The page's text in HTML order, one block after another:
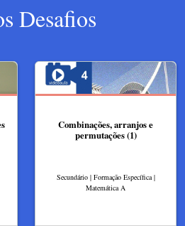
Desafios
Combinações, arranjos e
permutações (1)
Secundário | Formação Específica |
Matemática A